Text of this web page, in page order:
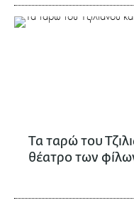
Τα ταρώ του
θέατρο των